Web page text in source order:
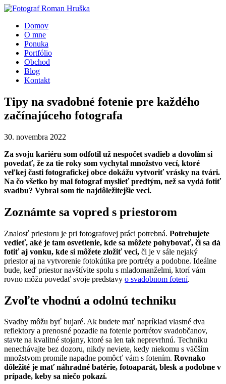
Domov
O mne
Ponuka
Portfólio
Obchod
Blog
Kontakt
Tipy na svadobné fotenie pre každého
začínajúceho fotografa
30. novembra 2022
Za svoju kariéru som odfotil už nespočet svadieb a dovolím si
povedať, že za tie roky som vychytal množstvo vecí, ktoré
veľkej časti fotografickej obce dokážu vytvoriť vrásky na tvári.
Na čo všetko by mal fotograf myslieť predtým, než sa vydá fotiť
svadbu? Vybral som tie najdôležitejšie veci.
Zoznámte sa vopred s priestorom
Znalosť priestoru je pri fotografovej práci potrebná. Potrebujete
vedieť, aké je tam osvetlenie, kde sa môžete pohybovať, či sa dá
fotiť aj vonku, kde si môžete zložiť veci, či je v sále nejaký
priestor aj na vytvorenie fotokútika pre portréty a podobne. Ideálne
bude, keď priestor navštívite spolu s mladomanželmi, ktorí vám
rovno môžu povedať svoje predstavy o svadobnom fotení.
Zvoľte vhodnú a odolnú techniku
Svadby môžu byť bujaré. Ak budete mať napríklad vlastné dva
reflektory a prenosné pozadie na fotenie portrétov svadobčanov,
stavte na kvalitné stojany, ktoré sa len tak neprevrhnú. Techniku
nenechávajte bez dozoru, nikdy neviete, kedy niekomu s väčším
množstvom promile napadne pomôcť vám s fotením. Rovnako
dôležité je mať náhradné batérie, fotoaparát, blesk a podobne v
prípade, keby sa niečo pokazí.